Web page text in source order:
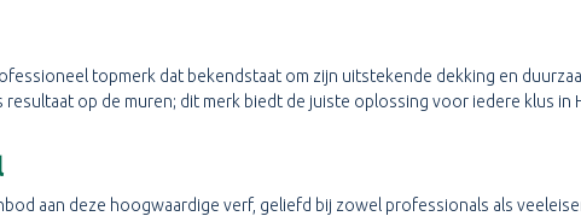
topmerk dat bekendstaat om zijn uitstekende dekking en
op de muren; dit merk biedt de juiste oplossing voor iedere klus in
aan deze hoogwaardige verf, geliefd bij zowel professionals als